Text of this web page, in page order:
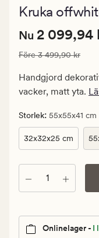
Kruka
Nuvarande
2
099,94
pris
3
499,90
Nuvarande
Nu 2 099,94
Ordinarie pris 3
Före3 499,90 kr
Handgjord
vacker, matt yta.
Storlek: 55x55x41 cm
32x32x25 cm
Antal
Onlinelager - I